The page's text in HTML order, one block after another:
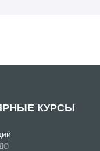
КУРСЫ